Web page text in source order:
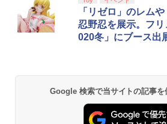
ラー + USB-C®
￥8,300
【純正品】Xbox
ラー (ロボット
￥7,681
窩座再来 通常版
￥3,982
劇場版「鬼滅の
窩座再来 通常版
￥3,523
「リゼロ」のレム
忍野忍を展示。フ
020冬」にブース出
Google 検索で当サイトの記事を